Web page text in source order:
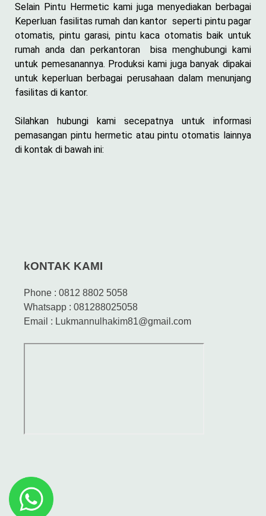
Selain Pintu Hermetic kami juga menyediakan berbagai
Keperluan fasilitas rumah dan kantor seperti pintu pagar
otomatis, pintu garasi, pintu kaca otomatis baik untuk
rumah anda dan perkantoran bisa menghubungi kami
untuk pemesanannya. Produksi kami juga banyak dipakai
untuk keperluan berbagai perusahaan dalam menunjang
fasilitas di kantor.
Silahkan hubungi kami secepatnya untuk informasi
pemasangan pintu hermetic atau pintu otomatis lainnya
di kontak di bawah ini:
kONTAK KAMI
Phone : 0812 8802 5058
Whatsapp : 081288025058
Email : Lukmannulhakim81@gmail.com